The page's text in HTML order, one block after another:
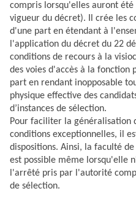
compris lorsqu'elles auront
vigueur du décret). Il crée les
d'une part en étendant à
l'application du décret du 22
conditions de recours à la
des voies d'accès à la
part en rendant inopposable
physique effective des
d’instances de sélection.
Pour faciliter la généralisation
conditions exceptionnelles, il
dispositions. Ainsi, la faculté
est possible même lorsqu'elle
l'arrêté pris par l'autorité
de sélection.